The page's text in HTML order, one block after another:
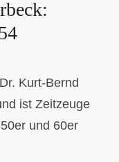
Kurt-Bernd
ist Zeitzeuge
und 60er